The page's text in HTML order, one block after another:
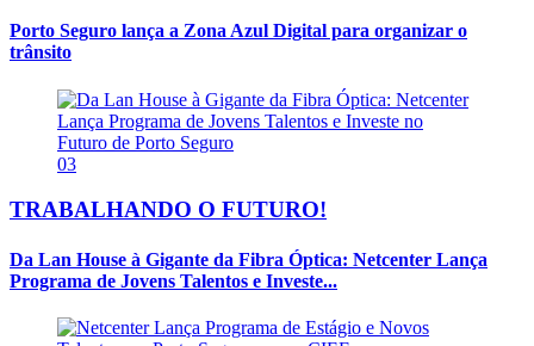
Porto Seguro lança a Zona Azul Digital para organizar o
trânsito
03
TRABALHANDO O FUTURO!
Da Lan House à Gigante da Fibra Óptica: Netcenter Lança
Programa de Jovens Talentos e Investe...